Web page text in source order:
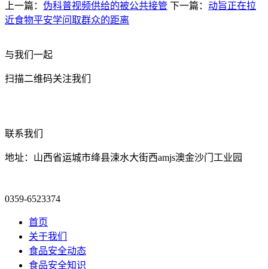
上一篇： 伪科普视频供给的被公共接管 下一篇： 动旨正在拉
近食物平安学问取群众的距离
与我们一起
扫描二维码关注我们
联系我们
地址：山西省运城市绛县涑水大街西amjs澳金沙门工业园
0359-6523374
首页
关于我们
食品安全动态
食品安全知识